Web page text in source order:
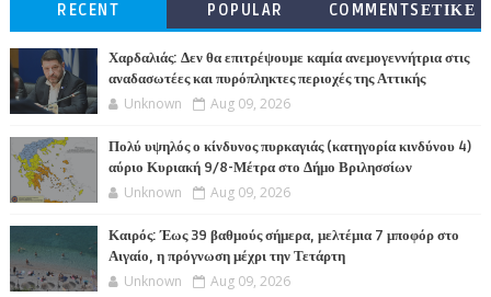
RECENT POPULAR
COMMENTSΕΤΙΚΕ
Χαρδαλιάς: Δεν θα επιτρέψουμε καμία ανεμογεννήτρια στις
αναδασωτέες και πυρόπληκτες περιοχές της Αττικής
Unknown Aug 09, 2026
Πολύ υψηλός ο κίνδυνος πυρκαγιάς (κατηγορία κινδύνου 4)
αύριο Κυριακή 9/8-Μέτρα στο Δήμο Βριλησσίων
Unknown Aug 09, 2026
Καιρός: Έως 39 βαθμούς σήμερα, μελτέμια 7 μποφόρ στο
Αιγαίο, η πρόγνωση μέχρι την Τετάρτη
Unknown Aug 09, 2026